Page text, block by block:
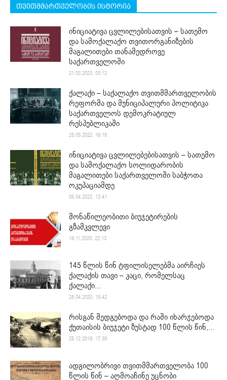
თვითმმართველობის ისტორია
ინიციატივა ცვლილებისათვის – სათემო
და სამოქალაქო თვითორგანიზების
მაგალითები თანამედროვე
საქართველოში
21.03.2023. 00:12
ქალაქი – საქალაქო თვითმმართველობის
რეფორმა და მუნიციპალური პოლიტიკა
საქართველოს დემოკრატიულ
რესპუბლიკაში
25.05.2022. 16:18
ინიციატივა ცვლილებებისათვის – სათემო
და სამოქალაქო სოლიდარობის
მაგალითები საქართველოში საბჭოთა
ოკუპაციამდე
05.04.2022. 13:41
მონაწილეობითი ბიუჯეტირების
გზამკვლევი
19.11.2020. 22:13
145 წლის წინ ტფილისელებმა აირჩიეს
ქალაქის თავი – კაცი, რომელსაც
ქალაქი...
28.04.2020. 15:42
რისგან შედგებოდა და რაში იხარჯებოდა
ქუთაისის ბიუჯეტი ზუსტად 100 წლის წინ,...
25.12.2019. 17:39
ადგილობრივი თვითმმართველობა 100
წლის წინ – აღმოაჩინე უცნობი